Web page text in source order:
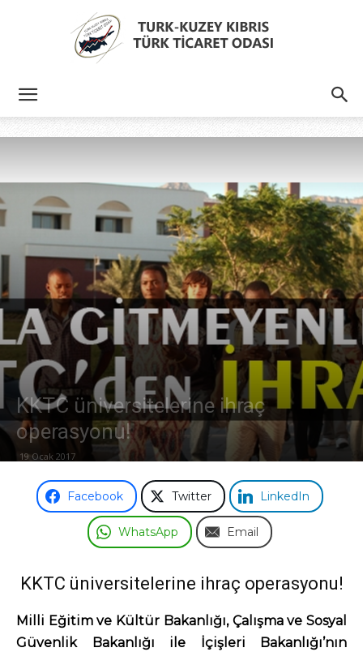
Kıbrıs
Türk
Ticaret
Odası
KKTC üniversitelerine ihraç
operasyonu!
19 Ocak 2017
Facebook Twitter LinkedIn
WhatsApp Email
KKTC üniversitelerine ihraç operasyonu!
Milli Eğitim ve Kültür Bakanlığı, Çalışma ve Sosyal
Güvenlik Bakanlığı ile İçişleri Bakanlığı’nın